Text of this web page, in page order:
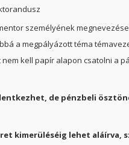
személyének
a megpályázott téma
kell papír alapon csatolni a
de pénzbeli
kimerüléséig lehet aláírva,